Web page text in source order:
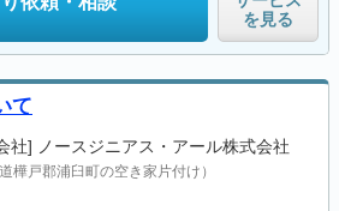
を見る
て
社] ノースジニアス・アール株式会社
道樺戸郡浦臼町の空き家片付け）